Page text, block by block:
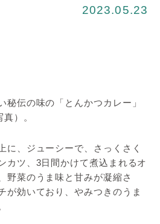
2023.05.23
秘伝の味の「とんかつカレー」
）。
に、ジューシーで、さっくさく
カツ、3日間かけて煮込まれるオ
野菜のうま味と甘みが凝縮さ
が効いており、やみつきのうま